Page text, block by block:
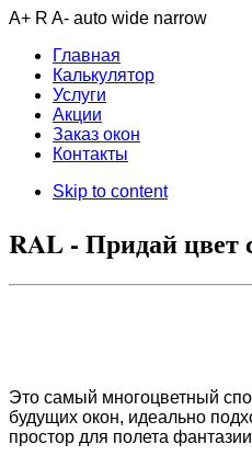
A+ R A- auto wide narrow
Главная
Калькулятор
Услуги
Акции
Заказ окон
Контакты
Skip to content
RAL - Придай цвет
Это самый многоцветный
будущих окон, идеально
простор для полета